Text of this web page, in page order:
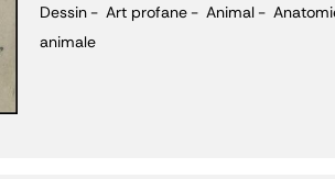
Dessin Art profane Animal
animale